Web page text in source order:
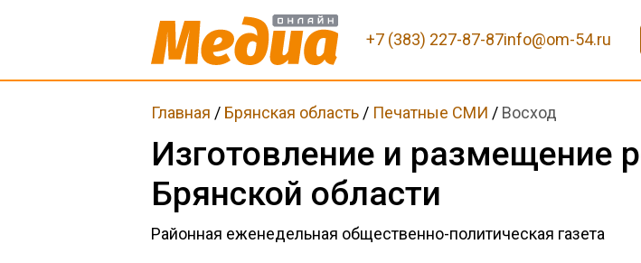
+7 (383) 227-87-87info@om-54.ru
Главная / Брянская область / Печатные СМИ / Восход
Изготовление и размещение
Брянской области
Районная еженедельная общественно-политическая газета